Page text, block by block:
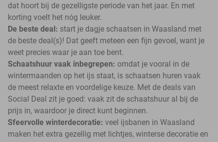
dat hoort bij de gezelligste periode van het jaar. En met
korting voelt het nóg leuker.
De beste deal: start je dagje schaatsen in Waasland met
de beste deal(s)! Dat geeft meteen een fijn gevoel, want je
weet precies waar je aan toe bent.
Schaatshuur vaak inbegrepen: omdat je vooral in de
wintermaanden op het ijs staat, is schaatsen huren vaak
de meest relaxte en voordelige keuze. Met de deals van
Social Deal zit je goed: vaak zit de schaatshuur al bij de
prijs in, waardoor je direct kunt beginnen.
Sfeervolle winterdecoratie: veel ijsbanen in Waasland
maken het extra gezellig met lichtjes, winterse decoratie en